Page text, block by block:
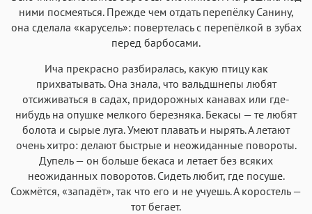
ними посмеяться. Прежде чем отдать перепёлку Санину,
она сделала «карусель»: повертелась с перепёлкой в зубах
перед барбосами.
Ича прекрасно разбиралась, какую птицу как
прихватывать. Она знала, что вальдшнепы любят
отсиживаться в садах, придорожных канавах или где-
нибудь на опушке мелкого березняка. Бекасы — те любят
болота и сырые луга. Умеют плавать и нырять. А летают
очень хитро: делают быстрые и неожиданные повороты.
Дупель — он больше бекаса и летает без всяких
неожиданных поворотов. Сидеть любит, где посуше.
Сожмётся, «западёт», так что его и не учуешь. А коростель —
тот бегает.